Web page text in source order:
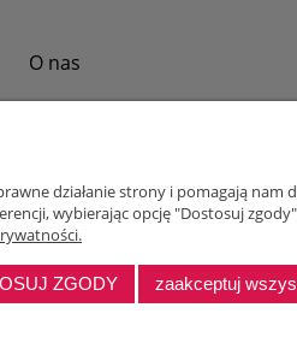
O nas
Polityka prywatności
Program lojalnościowy dla firm
działanie strony i pomagają
wybierając opcję "Dostosuj
ZGODY zaakceptuj